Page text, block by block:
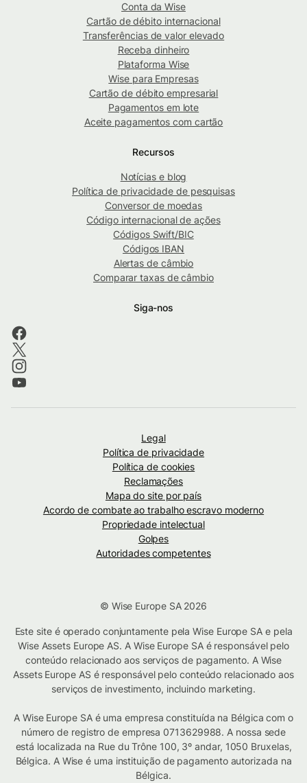
Conta da Wise
Cartão de débito internacional
Transferências de valor elevado
Receba dinheiro
Plataforma Wise
Wise para Empresas
Cartão de débito empresarial
Pagamentos em lote
Aceite pagamentos com cartão
Recursos
Notícias e blog
Política de privacidade de pesquisas
Conversor de moedas
Código internacional de ações
Códigos Swift/BIC
Códigos IBAN
Alertas de câmbio
Comparar taxas de câmbio
Siga-nos
Legal
Política de privacidade
Política de cookies
Reclamações
Mapa do site por país
Acordo de combate ao trabalho escravo moderno
Propriedade intelectual
Golpes
Autoridades competentes
© Wise Europe SA 2026
Este site é operado conjuntamente pela Wise Europe SA e pela
Wise Assets Europe AS. A Wise Europe SA é responsável pelo
conteúdo relacionado aos serviços de pagamento. A Wise
Assets Europe AS é responsável pelo conteúdo relacionado aos
serviços de investimento, incluindo marketing.
A Wise Europe SA é uma empresa constituída na Bélgica com o
número de registro de empresa 0713629988. A nossa sede
está localizada na Rue du Trône 100, 3º andar, 1050 Bruxelas,
Bélgica. A Wise é uma instituição de pagamento autorizada na
Bélgica.